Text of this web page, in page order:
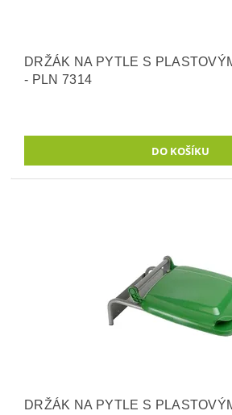
DRŽÁK NA PYTLE S
- PLN 7314
DRŽÁK NA PYTLE S